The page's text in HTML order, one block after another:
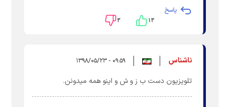
پاسخ
۱۳ ۳
ناشناس ۰۹:۵۹ - ۱۳۹۸/۰۵/۲۳
تلویزیون دست ب ز و ش و اینو همه میدونن.